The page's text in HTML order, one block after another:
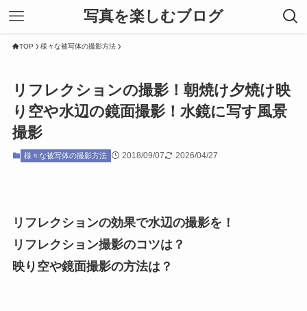
写真を楽しむブログ
TOP 様々な被写体の撮影方法
リフレクションの撮影！朝焼け夕焼け映
り空や水辺の鏡面撮影！水鏡に写す風景
撮影
様々な被写体の撮影方法 2018/09/07 2026/04/27
リフレクションの効果で水辺の撮影を！
リフレクション撮影のコツは？
映り空や鏡面撮影の方法は？